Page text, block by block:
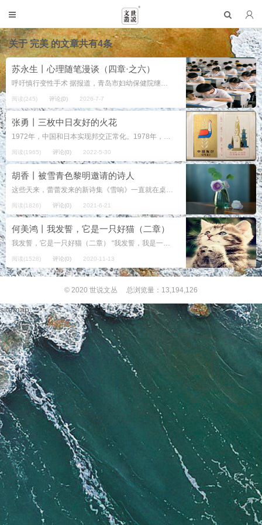
关于完美的文章共有4条
苏永生丨心理随笔漫谈（四章·之六）
呼吁慎行变性手术 据报道，青岛市妇幼保健院继前不久为“亚男”施行了变性手术后，近日又将为来自重庆的“莉莉”施行男变女的手术。笔者担心，变性手术有滥施之可能，因此呼吁各方面采取措施，慎行变性手术！ 最主要的是变性手...
阅读(245) 评论(0) 2026-7-7
张勇丨三枚中日友好的火花
1972年，中国和日本实现邦交正常化。1978年，双方缔结《中日和平友好条约》。上世纪七十年代末八十年代初，中日关系可以说进入一段黄金蜜月期。“一衣带水”的成语，用之表达两国间的交流和沟通，可谓合乎情理、恰到好处。 &n...
阅读(1965) 评论(0) 2022-5-30
胡香丨被雪青色黎明邀请的诗人
这些天来，蕾蕾发来的新诗集《雪响》一直就在桌面上。 每天，打扫了房间，洗了澡，点上天木藏，让心安静下来，素面向晚，坐在桌前，也清理了桌面，才可走进那些字的里面。 以前也有怀着这种清洁安静的仪式感和愿力去读...
阅读(1826) 评论(0) 2021-6-21
何美鸿丨我发誓，它是一只好猫（二章）
我发誓，它是一只好猫（二章） “我发誓，我是一只好猫。”——如果我的那只猫也会开口说话，我想它可以当之无愧地说出这句话。只是，它早早便仅存于我年少的记忆中了。时隔多年，我仍能清晰地记得关于它的点点滴滴。而且我敢发...
阅读(1528) 评论(0) 2020-11-13
© 2020 世说文丛 总浏览量：13,194,126
sitemap